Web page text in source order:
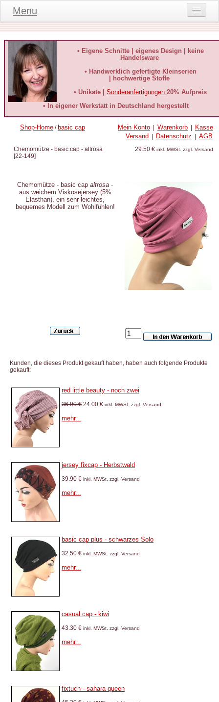
Menu
Produktinformationen
Kundeninformationen
häufige Fragen
Kontakt
Datenschutz
• Eigene Schnitte | eigenes Design | keine
Handelsware
• Handwerklich gefertigte Kleinserien
| hochwertige Stoffe
• Unikate | Sonderanfertigungen 20% Aufpreis
• In eigener Werkstatt in Deutschland hergestellt
Shop-Home / basic cap Mein Konto Warenkorb
Kasse
Versand
Datenschutz AGB
Chemomütze - basic cap - altrosa
[22-149]
29.50 € inkl. MWSt. zzgl. Versand
Chemomütze - basic cap altrosa -
aus weichem Viskosejersey (5%
Elasthan), ein sehr leichtes,
bequemes Modell zum Wohlfühlen!
Kunden, die dieses Produkt gekauft haben, haben auch folgende Produkte
gekauft:
red little beauty - noch zwei
36.90 € 24.00 € inkl. MWSt. zzgl. Versand
mehr...
jersey fixcap - Herbstwald
39.90 € inkl. MWSt. zzgl. Versand
mehr...
basic cap plus - schwarzes Solo
32.50 € inkl. MWSt. zzgl. Versand
mehr...
casual cap - kiwi
43.30 € inkl. MWSt. zzgl. Versand
mehr...
fixtuch - sahara queen